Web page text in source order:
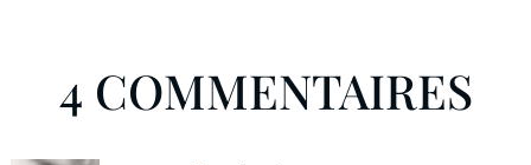
4 COMMENTAIRES